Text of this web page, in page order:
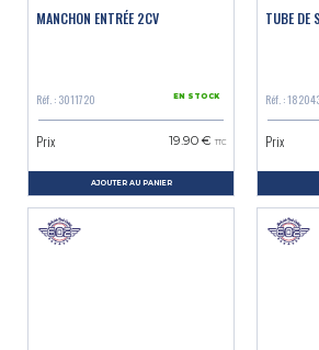
MANCHON ENTRÉE 2CV
Réf. : 3011720 EN STOCK
Prix 19.90 € TTC
AJOUTER AU PANIER
TUBE DE
Réf. :
Prix